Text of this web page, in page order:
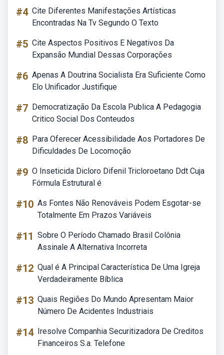
#4 Cite Diferentes Manifestações Artísticas
Encontradas Na Tv Segundo O Texto
#5 Cite Aspectos Positivos E Negativos Da
Expansão Mundial Dessas Corporações
#6 Apenas A Doutrina Socialista Era Suficiente Como
Elo Unificador Justifique
#7 Democratização Da Escola Publica A Pedagogia
Critico Social Dos Conteudos
#8 Para Oferecer Acessibilidade Aos Portadores De
Dificuldades De Locomoção
#9 O Inseticida Dicloro Difenil Tricloroetano Ddt Cuja
Fórmula Estrutural é
#10 As Fontes Não Renováveis Podem Esgotar-se
Totalmente Em Prazos Variáveis
#11 Sobre O Período Chamado Brasil Colônia
Assinale A Alternativa Incorreta
#12 Qual é A Principal Característica De Uma Igreja
Verdadeiramente Bíblica
#13 Quais Regiões Do Mundo Apresentam Maior
Número De Acidentes Industriais
#14 Iresolve Companhia Securitizadora De Creditos
Financeiros S.a. Telefone